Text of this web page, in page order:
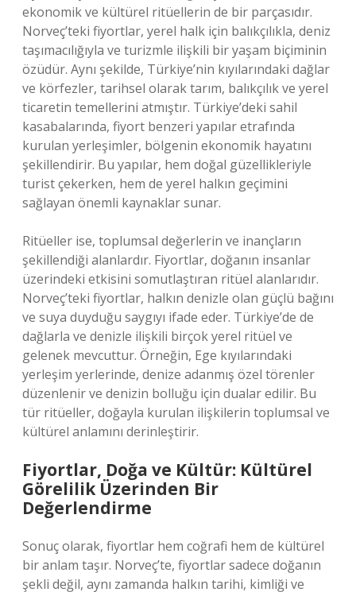
ekonomik ve kültürel ritüellerin de bir parçasıdır.
Norveç’teki fiyortlar, yerel halk için balıkçılıkla, deniz
taşımacılığıyla ve turizmle ilişkili bir yaşam biçiminin
özüdür. Aynı şekilde, Türkiye’nin kıyılarındaki dağlar
ve körfezler, tarihsel olarak tarım, balıkçılık ve yerel
ticaretin temellerini atmıştır. Türkiye’deki sahil
kasabalarında, fiyort benzeri yapılar etrafında
kurulan yerleşimler, bölgenin ekonomik hayatını
şekillendirir. Bu yapılar, hem doğal güzellikleriyle
turist çekerken, hem de yerel halkın geçimini
sağlayan önemli kaynaklar sunar.
Ritüeller ise, toplumsal değerlerin ve inançların
şekillendiği alanlardır. Fiyortlar, doğanın insanlar
üzerindeki etkisini somutlaştıran ritüel alanlarıdır.
Norveç’teki fiyortlar, halkın denizle olan güçlü bağını
ve suya duyduğu saygıyı ifade eder. Türkiye’de de
dağlarla ve denizle ilişkili birçok yerel ritüel ve
gelenek mevcuttur. Örneğin, Ege kıyılarındaki
yerleşim yerlerinde, denize adanmış özel törenler
düzenlenir ve denizin bolluğu için dualar edilir. Bu
tür ritüeller, doğayla kurulan ilişkilerin toplumsal ve
kültürel anlamını derinleştirir.
Fiyortlar, Doğa ve Kültür: Kültürel
Görelilik Üzerinden Bir
Değerlendirme
Sonuç olarak, fiyortlar hem coğrafi hem de kültürel
bir anlam taşır. Norveç’te, fiyortlar sadece doğanın
şekli değil, aynı zamanda halkın tarihi, kimliği ve